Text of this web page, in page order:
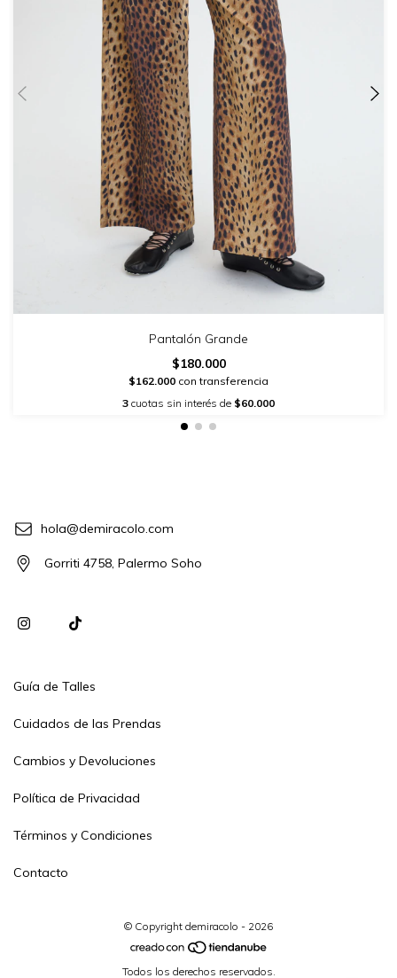
Pantalón Grande
$180.000
$162.000 con transferencia
3 cuotas sin interés de $60.000
hola@demiracolo.com
Gorriti 4758, Palermo Soho
Guía de Talles
Cuidados de las Prendas
Cambios y Devoluciones
Política de Privacidad
Términos y Condiciones
Contacto
© Copyright demiracolo - 2026
Todos los derechos reservados.